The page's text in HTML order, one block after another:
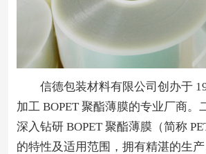
信德包装材料有限公司创办于
加工 BOPET 聚酯薄膜的专业厂商。
深入钻研 BOPET 聚酯薄膜（简称
的特性及适用范围，拥有精湛的生